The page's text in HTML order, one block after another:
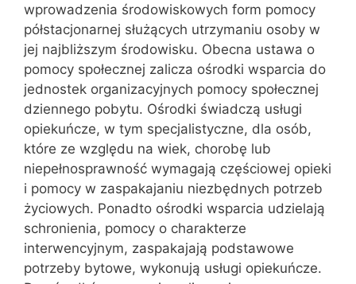
wprowadzenia środowiskowych form pomocy
półstacjonarnej służących utrzymaniu osoby w
jej najbliższym środowisku. Obecna ustawa o
pomocy społecznej zalicza ośrodki wsparcia do
jednostek organizacyjnych pomocy społecznej
dziennego pobytu. Ośrodki świadczą usługi
opiekuńcze, w tym specjalistyczne, dla osób,
które ze względu na wiek, chorobę lub
niepełnosprawność wymagają częściowej opieki
i pomocy w zaspakajaniu niezbędnych potrzeb
życiowych. Ponadto ośrodki wsparcia udzielają
schronienia, pomocy o charakterze
interwencyjnym, zaspakajają podstawowe
potrzeby bytowe, wykonują usługi opiekuńcze.